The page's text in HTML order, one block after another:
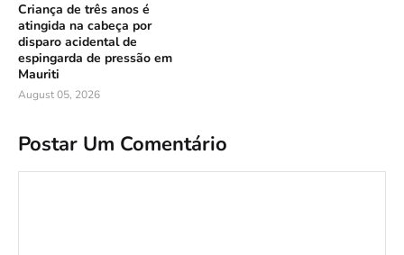
Criança de três anos é
atingida na cabeça por
disparo acidental de
espingarda de pressão em
Mauriti
August 05, 2026
Postar Um Comentário